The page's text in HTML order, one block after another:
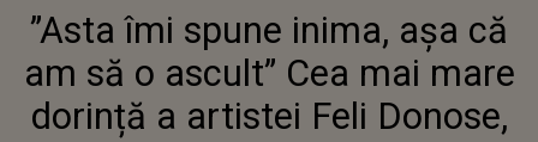
CĂ AM SĂ O ASCULT” CEA MAI
MARE DORINȚĂ A ARTISTEI
FELI DONOSE, DUPĂ
DESPĂRȚIREA DE TATĂL
FETIȚEI EI
”Asta îmi spune inima, așa că
am să o ascult” Cea mai mare
dorință a artistei Feli Donose,